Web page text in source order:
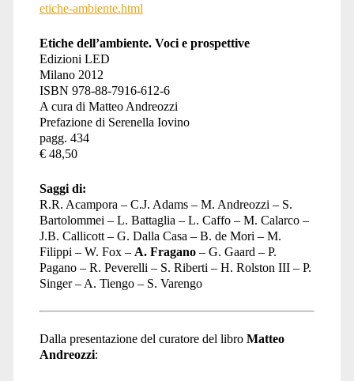
etiche-ambiente.html
Etiche dell’ambiente. Voci e prospettive
Edizioni LED
Milano 2012
ISBN 978-88-7916-612-6
A cura di Matteo Andreozzi
Prefazione di Serenella Iovino
pagg. 434
€ 48,50
Saggi di:
R.R. Acampora – C.J. Adams – M. Andreozzi – S.
Bartolommei – L. Battaglia – L. Caffo – M. Calarco –
J.B. Callicott – G. Dalla Casa – B. de Mori – M.
Filippi – W. Fox – A. Fragano– G. Gaard – P.
Pagano – R. Peverelli – S. Riberti – H. Rolston III – P.
Singer – A. Tiengo – S. Varengo
Dalla presentazione del curatore del libro Matteo
Andreozzi: